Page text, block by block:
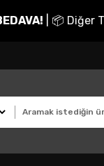
| 📦 Diğer